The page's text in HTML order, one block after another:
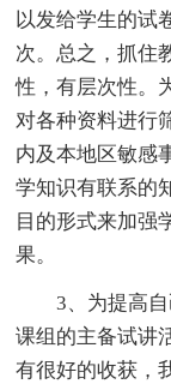
以发给学生的试
次。总之，抓住
性，有层次性。
对各种资料进行
内及本地区敏感
学知识有联系的
目的形式来加强
果。
3、为提高
课组的主备试讲
有很好的收获，